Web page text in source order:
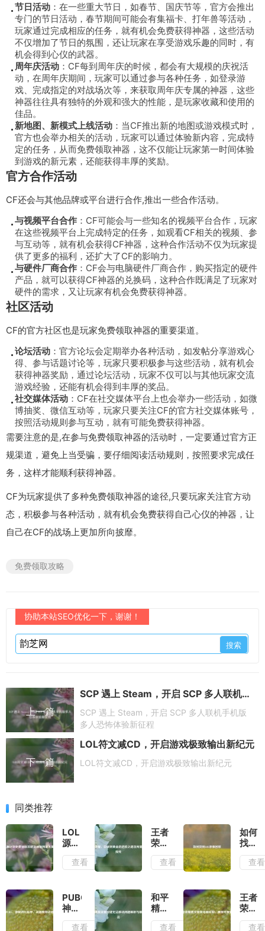
节日活动 ：在一些重大节日，如春节、国庆节等，官方会推出
专门的节日活动，春节期间可能会有集福卡、打年兽等活动，
玩家通过完成相应的任务，就有机会免费获得神器，这些活动
不仅增加了节日的氛围，还让玩家在享受游戏乐趣的同时，有
机会得到心仪的武器。
周年庆活动 ：CF每到周年庆的时候，都会有大规模的庆祝活
动，在周年庆期间，玩家可以通过参与各种任务，如登录游
戏、完成指定的对战场次等，来获取周年庆专属的神器，这些
神器往往具有独特的外观和强大的性能，是玩家收藏和使用的
佳品。
新地图、新模式上线活动 ：当CF推出新的地图或游戏模式时，
官方也会举办相关的活动，玩家可以通过体验新内容，完成特
定的任务，从而免费领取神器，这不仅能让玩家第一时间体验
到游戏的新元素，还能获得丰厚的奖励。
官方合作活动
CF还会与其他品牌或平台进行合作,推出一些合作活动。
与视频平台合作 ：CF可能会与一些知名的视频平台合作，玩家
在这些视频平台上完成特定的任务，如观看CF相关的视频、参
与互动等，就有机会获得CF神器，这种合作活动不仅为玩家提
供了更多的福利，还扩大了CF的影响力。
与硬件厂商合作 ：CF会与电脑硬件厂商合作，购买指定的硬件
产品，就可以获得CF神器的兑换码，这种合作既满足了玩家对
硬件的需求，又让玩家有机会免费获得神器。
社区活动
CF的官方社区也是玩家免费领取神器的重要渠道。
论坛活动 ：官方论坛会定期举办各种活动，如发帖分享游戏心
得、参与话题讨论等，玩家只要积极参与这些活动，就有机会
获得神器奖励，通过论坛活动，玩家不仅可以与其他玩家交流
游戏经验，还能有机会得到丰厚的奖品。
社交媒体活动 ：CF在社交媒体平台上也会举办一些活动，如微
博抽奖、微信互动等，玩家只要关注CF的官方社交媒体账号，
按照活动规则参与互动，就有可能免费获得神器。
需要注意的是,在参与免费领取神器的活动时，一定要通过官方正
规渠道，避免上当受骗，要仔细阅读活动规则，按照要求完成任
务，这样才能顺利获得神器。
CF为玩家提供了多种免费领取神器的途径,只要玩家关注官方动
态，积极参与各种活动，就有机会免费获得自己心仪的神器，让
自己在CF的战场上更加所向披靡。
免费领取攻略
协助本站SEO优化一下，谢谢！
上一篇
SCP 遇上 Steam，开启 SCP 多人联机手机版多人恐怖体验新征程
SCP 遇上 Steam，开启 SCP 多人联机手机版
多人恐怖体验新征程
下一篇
LOL符文减CD，开启游戏极致输出新纪元
LOL符文减CD，开启游戏极致输出新纪元
同类推荐
LOL
源计
划免
费领
领取
网址
查看
王者
荣
耀，
白银
进阶
之路
需胜
查看
如何
找到
LOL
录像
查看
PUBG，
神秘
的红
查看
和平
精英
设置
查看
王者
荣耀
蔡文
查看